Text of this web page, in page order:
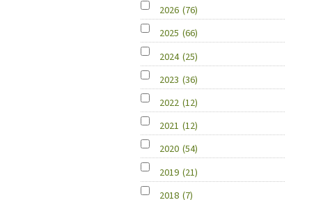
2026 (76)
2025 (66)
2024 (25)
2023 (36)
2022 (12)
2021 (12)
2020 (54)
2019 (21)
2018 (7)